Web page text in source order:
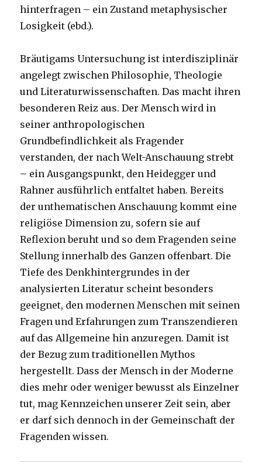
hinterfragen – ein Zustand metaphysischer
Losigkeit (ebd.).
Bräutigams Untersuchung ist interdisziplinär
angelegt zwischen Philosophie, Theologie
und Literaturwissenschaften. Das macht ihren
besonderen Reiz aus. Der Mensch wird in
seiner anthropologischen
Grundbefindlichkeit als Fragender
verstanden, der nach Welt-Anschauung strebt
– ein Ausgangspunkt, den Heidegger und
Rahner ausführlich entfaltet haben. Bereits
der unthematischen Anschauung kommt eine
religiöse Dimension zu, sofern sie auf
Reflexion beruht und so dem Fragenden seine
Stellung innerhalb des Ganzen offenbart. Die
Tiefe des Denkhintergrundes in der
analysierten Literatur scheint besonders
geeignet, den modernen Menschen mit seinen
Fragen und Erfahrungen zum Transzendieren
auf das Allgemeine hin anzuregen. Damit ist
der Bezug zum traditionellen Mythos
hergestellt. Dass der Mensch in der Moderne
dies mehr oder weniger bewusst als Einzelner
tut, mag Kennzeichen unserer Zeit sein, aber
er darf sich dennoch in der Gemeinschaft der
Fragenden wissen.